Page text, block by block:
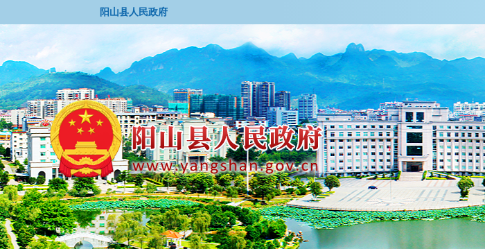
阳山县人民政府